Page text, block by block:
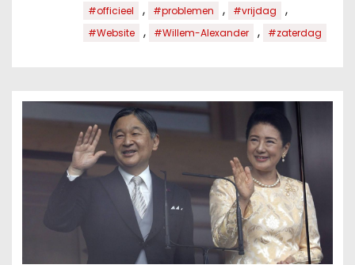
#officieel , #problemen , #vrijdag ,
#Website , #Willem-Alexander , #zaterdag